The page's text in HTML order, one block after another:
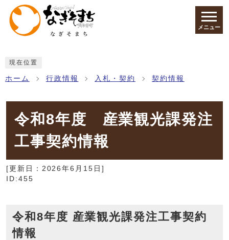
ページの先頭です
メニュー
現在位置
ホーム 行政情報 入札・契約 契約情報
令和8年度 産業観光課発注
工事契約情報
[更新日： 2026年6月15日 ]
ID:455
令和8年度 産業観光課発注工事契約
情報